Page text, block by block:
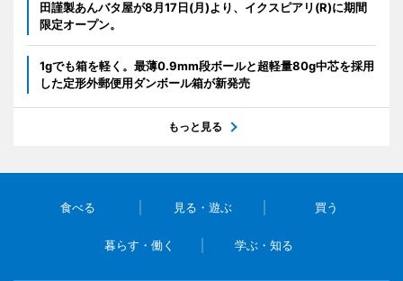
田謹製あんバタ屋が8月17日(月)より、イクスピアリ(R)に期間
限定オープン。
1gでも箱を軽く。最薄0.9mm段ボールと超軽量80g中芯を採用
した定形外郵便用ダンボール箱が新発売
もっと見る
食べる 見る・遊ぶ 買う
暮らす・働く 学ぶ・知る